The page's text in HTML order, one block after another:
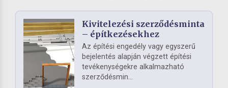
Kivitelezési szerződésminta
– építkezésekhez
Az építési engedély vagy egyszerű
bejelentés alapján végzett építési
tevékenységekre alkalmazható
szerződésmin...